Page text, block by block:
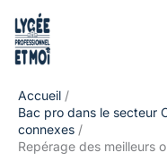
contenu
Accueil
Bac pro dans le secteur
connexes
Repérage des meilleurs
Rechercher